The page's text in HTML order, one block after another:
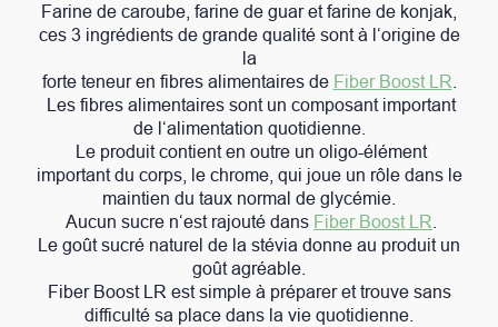
Farine de caroube, farine de guar et farine de konjak,
ces 3 ingrédients de grande qualité sont à l‘origine de
la
forte teneur en fibres alimentaires de Fiber Boost LR
Les fibres alimentaires sont un composant important
de l‘alimentation quotidienne.
Le produit contient en outre un oligo-élément
important du corps, le chrome, qui joue un rôle dans le
maintien du taux normal de glycémie.
Aucun sucre n‘est rajouté dans Fiber Boost LR
Le goût sucré naturel de la stévia donne au produit un
goût agréable.
Fiber Boost LR est simple à préparer et trouve sans
difficulté sa place dans la vie quotidienne.